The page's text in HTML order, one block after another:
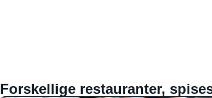
Forskellige restauranter,